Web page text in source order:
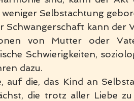
weniger Selbstachtung
Schwangerschaft kann der
von Mutter oder
Schwierigkeiten,
dazu.
auf die, das Kind an
die trotz aller Liebe